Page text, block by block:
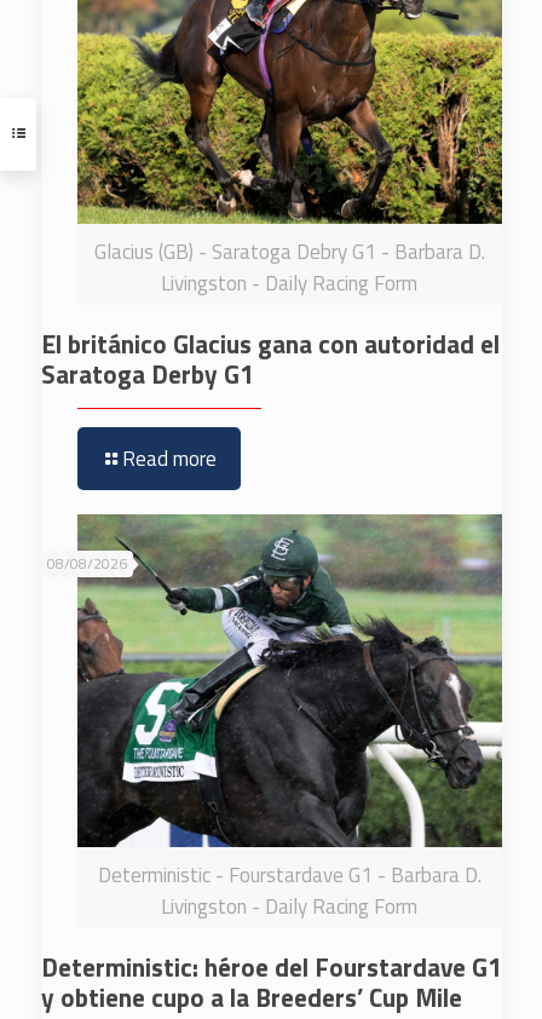
Glacius (GB) - Saratoga Debry G1 - Barbara D.
Livingston - Daily Racing Form
El británico Glacius gana con autoridad el
Saratoga Derby G1
Read more
Deterministic - Fourstardave G1 - Barbara D.
Livingston - Daily Racing Form
08/08/2026
Deterministic: héroe del Fourstardave G1
y obtiene cupo a la Breeders’ Cup Mile